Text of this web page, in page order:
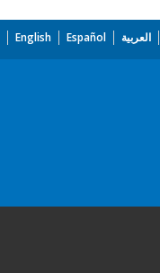
English Español العربية